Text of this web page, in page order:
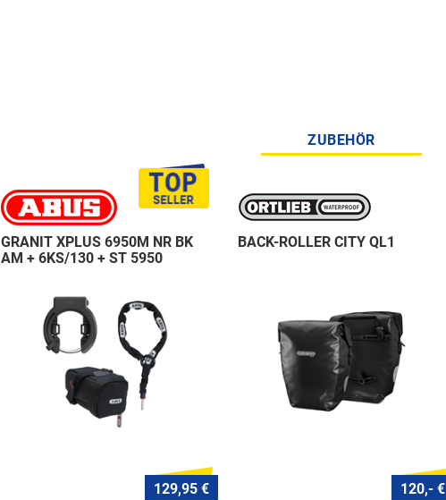
ZUBEHÖR
GRANIT XPLUS 6950M NR BK
AM + 6KS/130 + ST 5950
129,95 €
BACK-ROLLER CITY QL1
120,- €